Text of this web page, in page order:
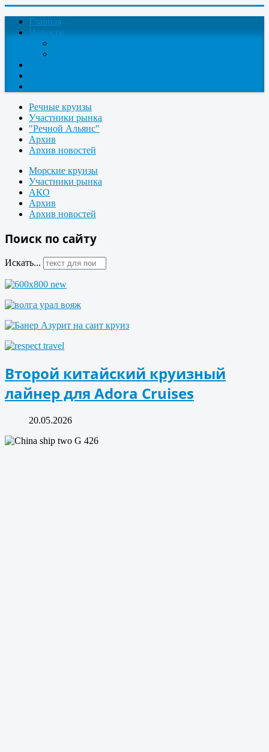
Главная
Новости
Речные круизы
Участники рынка
"Речной Альянс"
Архив
Архив новостей
Морские круизы
Участники рынка
АКО
Архив
Архив новостей
Поиск по сайту
Искать...
Второй китайский круизный
лайнер для Adora Cruises
20.05.2026